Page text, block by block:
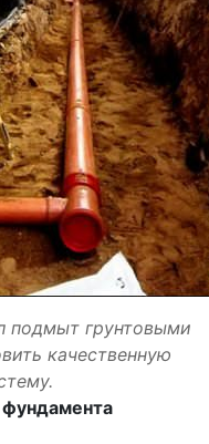
подмыт грунтовыми
качественную